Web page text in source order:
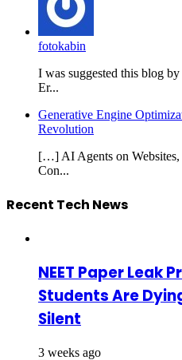
fotokabin
I was suggested this blog
Er...
Generative Engine
Revolution
[…] AI Agents on Websites,
Con...
Recent Tech News
NEET Paper Leak
Students Are
Silent
3 weeks ago